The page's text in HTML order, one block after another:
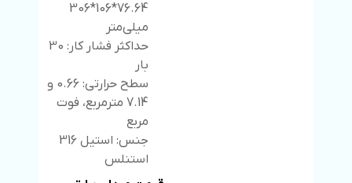
76.64*106*306
میلی‌متر
حداکثر فشار کار: 30
بار
سطح حرارتی: 0.66 و
7.14 مترمربع، فوت
مربع
جنس: استیل 316
استنلس